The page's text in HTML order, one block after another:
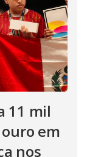
11 mil
em
nos